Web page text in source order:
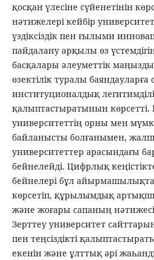
қосқан үлесіне сүйенетінін
нәтижелері кейбір
үздіксіздік пен ғылыми
пайдалану арқылы өз
басқалары әлеуметтік
өзектілік туралы
институционалдық
қалыптастыратынын көрсетті.
университеттің орны мен
байланысты болғанымен,
университеттер арасындағы бар
бейнелейді. Цифрлық
бейнелері бұл
көрсетіп, құрылымдық
және жоғары сапаның
Зерттеу университет
пен теңсіздікті
екенін және ұлттық әрі